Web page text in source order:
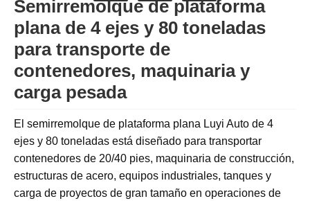
Semirremolque de plataforma
plana de 4 ejes y 80 toneladas
para transporte de
contenedores, maquinaria y
carga pesada
El semirremolque de plataforma plana Luyi Auto de 4
ejes y 80 toneladas está diseñado para transportar
contenedores de 20/40 pies, maquinaria de construcción,
estructuras de acero, equipos industriales, tanques y
carga de proyectos de gran tamaño en operaciones de